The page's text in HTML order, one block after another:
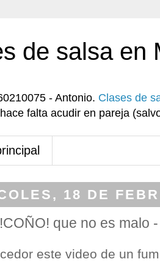
de salsa en
- Antonio. Clases de
falta acudir en pareja
18 DE
que no es malo -
este video de un